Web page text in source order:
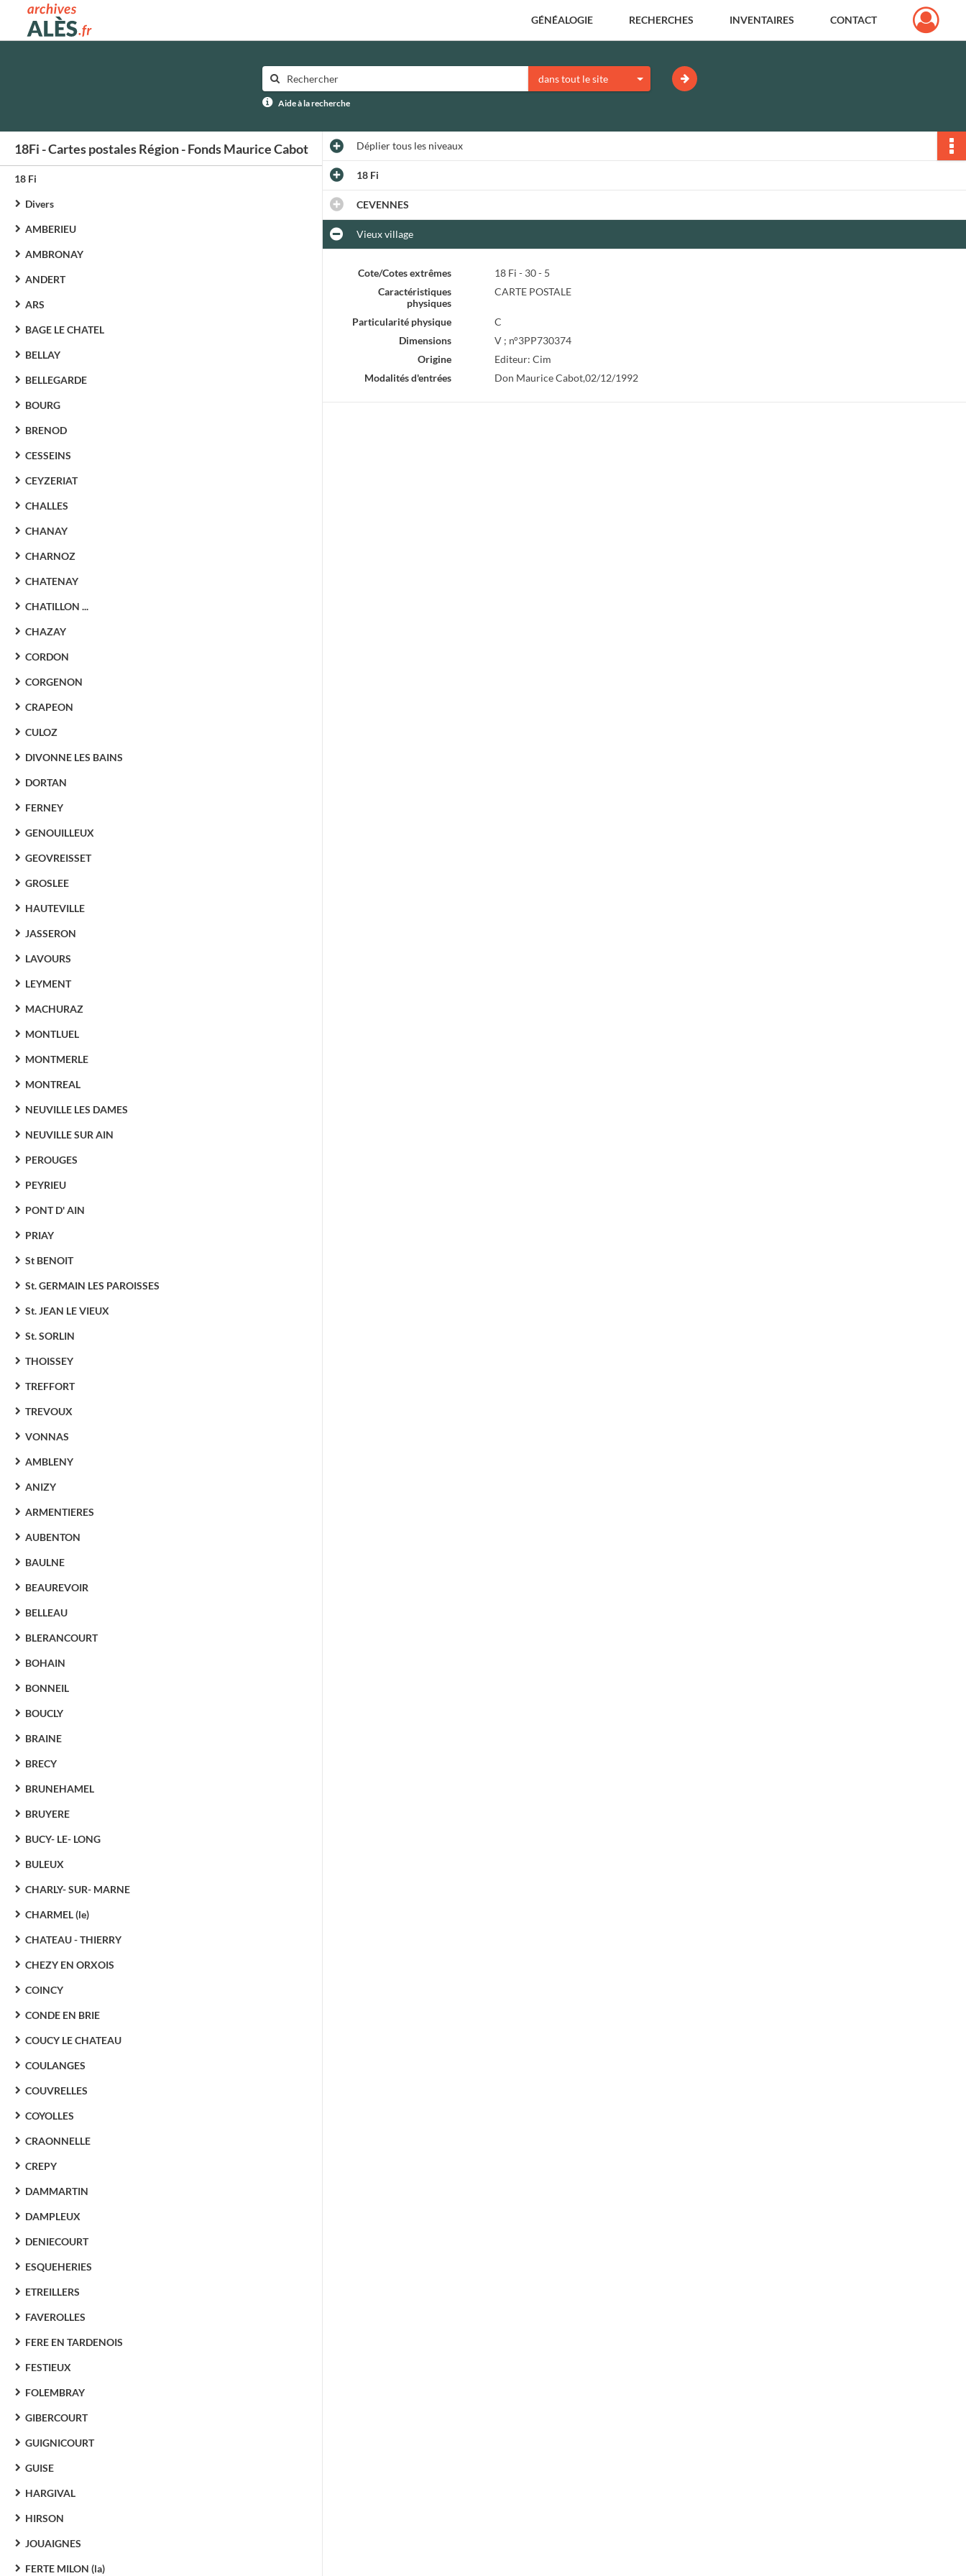
Archives municipales d'Alès GÉNÉALOGIE RECHERCHES INVENTAIRES CONTACT
dans tout le site
Aide à la recherche
18Fi - Cartes postales Région - Fonds Maurice Cabot
18 Fi
Divers
AMBERIEU
AMBRONAY
ANDERT
ARS
BAGE LE CHATEL
BELLAY
BELLEGARDE
BOURG
BRENOD
CESSEINS
CEYZERIAT
CHALLES
CHANAY
CHARNOZ
CHATENAY
CHATILLON ...
CHAZAY
CORDON
CORGENON
CRAPEON
CULOZ
DIVONNE LES BAINS
DORTAN
FERNEY
GENOUILLEUX
GEOVREISSET
GROSLEE
HAUTEVILLE
JASSERON
LAVOURS
LEYMENT
MACHURAZ
MONTLUEL
MONTMERLE
MONTREAL
NEUVILLE LES DAMES
NEUVILLE SUR AIN
PEROUGES
PEYRIEU
PONT D' AIN
PRIAY
St BENOIT
St. GERMAIN LES PAROISSES
St. JEAN LE VIEUX
St. SORLIN
THOISSEY
TREFFORT
TREVOUX
VONNAS
AMBLENY
ANIZY
ARMENTIERES
AUBENTON
BAULNE
BEAUREVOIR
BELLEAU
BLERANCOURT
BOHAIN
BONNEIL
BOUCLY
BRAINE
BRECY
BRUNEHAMEL
BRUYERE
BUCY- LE- LONG
BULEUX
CHARLY- SUR- MARNE
CHARMEL (le)
CHATEAU - THIERRY
CHEZY EN ORXOIS
COINCY
CONDE EN BRIE
COUCY LE CHATEAU
COULANGES
COUVRELLES
COYOLLES
CRAONNELLE
CREPY
DAMMARTIN
DAMPLEUX
DENIECOURT
ESQUEHERIES
ETREILLERS
FAVEROLLES
FERE EN TARDENOIS
FESTIEUX
FOLEMBRAY
GIBERCOURT
GUIGNICOURT
GUISE
HARGIVAL
HIRSON
JOUAIGNES
FERTE MILON (la)
Dépliertous les niveaux
18 Fi
CEVENNES
Vieux village
Cote/Cotes extrêmes
18 Fi - 30 - 5
Caractéristiques
physiques
CARTE POSTALE
Particularité physique
C
Dimensions
V ; n°3PP730374
Origine
Editeur: Cim
Modalités d'entrées
Don Maurice Cabot,02/12/1992